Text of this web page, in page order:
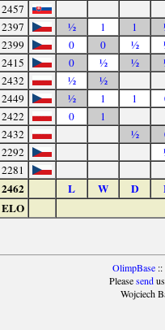
2457
2397 ½ 1 1
2399 0 0 ½
2415 0 ½ ½
2432 ½
½
2449 ½ 1 1
2422 0
1
2432 ½
2292
2281
2462 L W D
ELO
OlimpBase::
Pleasesendus
Wojciech